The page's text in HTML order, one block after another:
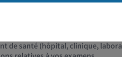
de santé (hôpital, clinique,